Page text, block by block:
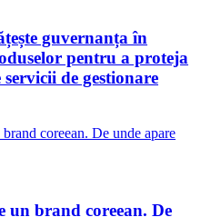
guvernanța în
pentru a proteja
de gestionare
un brand coreean. De